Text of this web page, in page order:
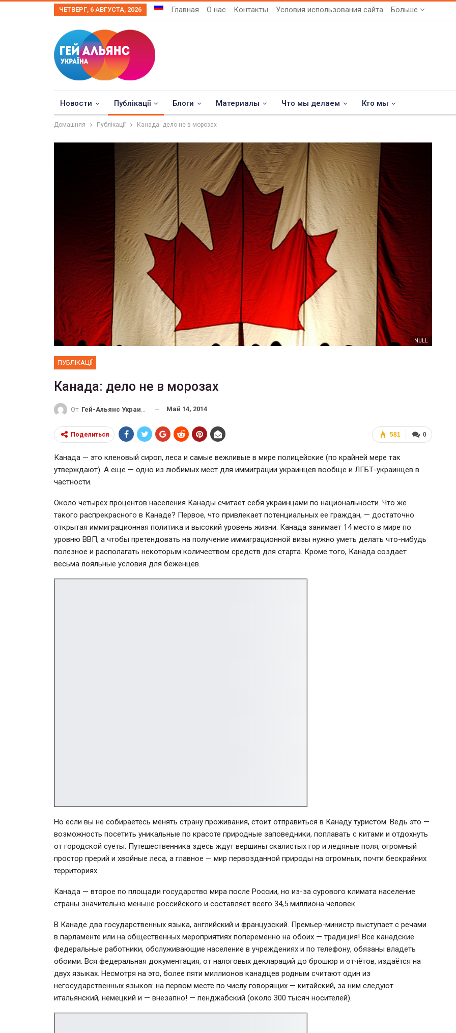
ЧЕТВЕРГ, 6 АВГУСТА, 2026 Главная О нас Контакты Условия использования сайта Больше
Новости Публікації Блоги Материалы Что мы делаем Кто мы
Домашняя Публікації Канада: дело не в морозах
NULL
ПУБЛІКАЦІЇ
Канада: дело не в морозах
От Гей-Альянс Украина Май 14, 2014
0
581
Поделиться
Канада — это кленовый сироп, леса и самые вежливые в мире полицейские (по крайней мере так
утверждают). А еще — одно из любимых мест для иммиграции украинцев вообще и ЛГБТ-украинцев в
частности.
Около четырех процентов населения Канады считает себя украинцами по национальности. Что же
такого распрекрасного в Канаде? Первое, что привлекает потенциальных ее граждан, — достаточно
открытая иммиграционная политика и высокий уровень жизни. Канада занимает 14 место в мире по
уровню ВВП, а чтобы претендовать на получение иммиграционной визы нужно уметь делать что-нибудь
полезное и располагать некоторым количеством средств для старта. Кроме того, Канада создает
весьма лояльные условия для беженцев.
Но если вы не собираетесь менять страну проживания, стоит отправиться в Канаду туристом. Ведь это —
возможность посетить уникальные по красоте природные заповедники, поплавать с китами и отдохнуть
от городской суеты. Путешественника здесь ждут вершины скалистых гор и ледяные поля, огромный
простор прерий и хвойные леса, а главное — мир первозданной природы на огромных, почти бескрайних
территориях.
Канада — второе по площади государство мира после России, но из-за сурового климата население
страны значительно меньше российского и составляет всего 34,5 миллиона человек.
В Канаде два государственных языка, английский и французский. Премьер-министр выступает с речами
в парламенте или на общественных мероприятиях попеременно на обоих — традиция! Все канадские
федеральные работники, обслуживающие население в учреждениях и по телефону, обязаны владеть
обоими. Вся федеральная документация, от налоговых деклараций до брошюр и отчётов, издаётся на
двух языках. Несмотря на это, более пяти миллионов канадцев родным считают один из
негосударственных языков: на первом месте по числу говорящих — китайский, за ним следуют
итальянский, немецкий и — внезапно! — пенджабский (около 300 тысяч носителей).
ФОТО
В Берлине отпраздновали
легализацию гей-браков
ГЕЙ-АЛЬЯНС УКРАИНА Июл 2, 2017 0
ФОТО
Марш равенства в Киеве, 2017
Июн 20, 2017 0